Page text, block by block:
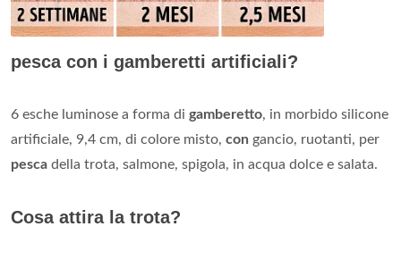
pesca con i gamberetti artificiali?
6 esche luminose a forma di gamberetto, in morbido silicone
artificiale, 9,4 cm, di colore misto, con gancio, ruotanti, per
pesca della trota, salmone, spigola, in acqua dolce e salata.
Cosa attira la trota?